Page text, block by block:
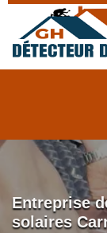
Entreprise
solaires